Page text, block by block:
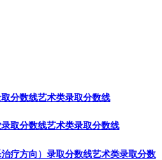
分数线艺术类录取分数线
取分数线艺术类录取分数线
疗方向）录取分数线艺术类录取分数